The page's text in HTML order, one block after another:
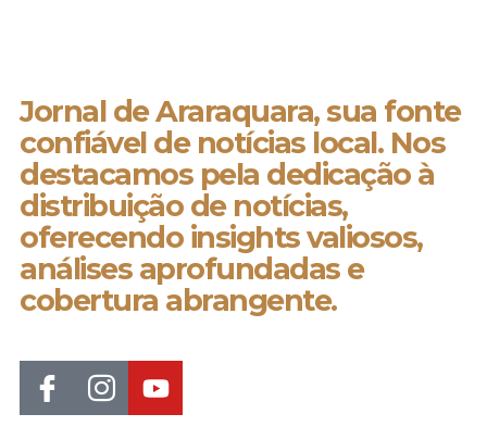
Jornal de Araraquara, sua fonte
confiável de notícias local. Nos
destacamos pela dedicação à
distribuição de notícias,
oferecendo insights valiosos,
análises aprofundadas e
cobertura abrangente.